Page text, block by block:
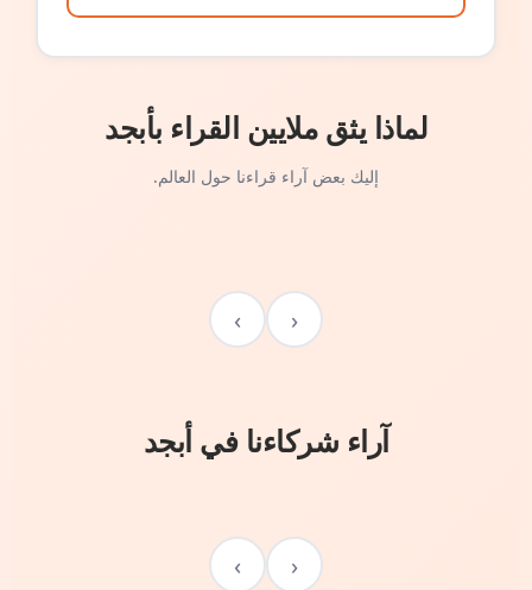
لماذا يثق ملايين القراء بأبجد
إليك بعض آراء قراءنا حول العالم.
‹
›
آراء شركاءنا في أبجد
‹
›